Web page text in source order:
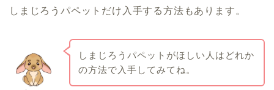
しまじろうパペットだけ入手する方法もあります。
しまじろうパペットがほしい人はどれか
の方法で入手してみてね。